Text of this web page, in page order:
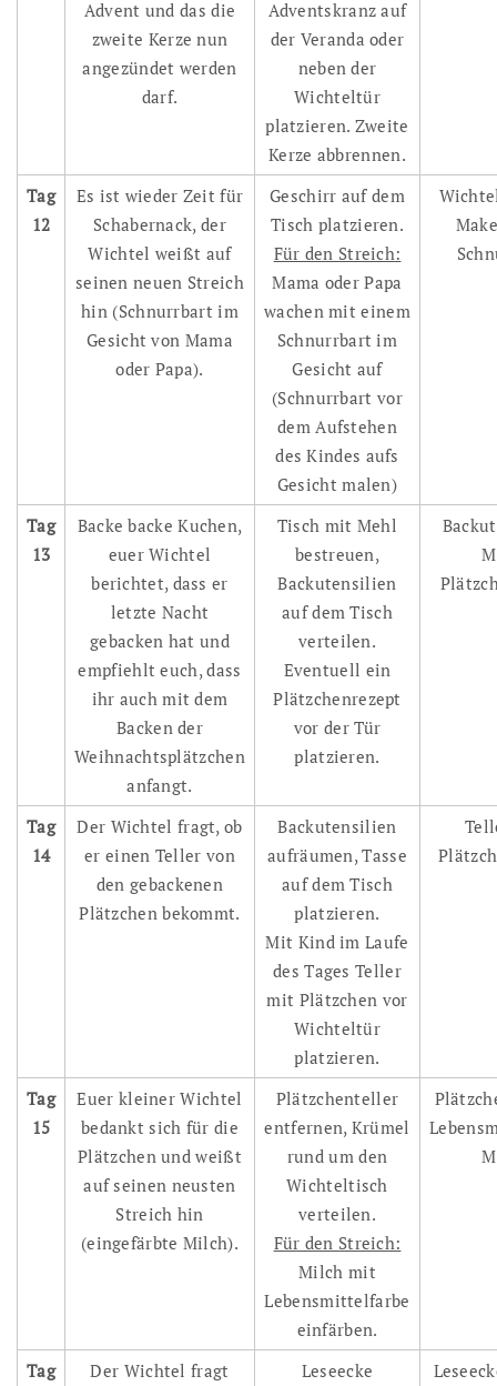
Advent und das die
zweite Kerze nun
angezündet werden
darf.
Adventskranz auf
der Veranda oder
neben der
Wichteltür
platzieren. Zweite
Kerze abbrennen.
Tag
12
Es ist wieder Zeit für
Schabernack, der
Wichtel weißt auf
seinen neuen Streich
hin (Schnurrbart im
Gesicht von Mama
oder Papa).
Geschirr auf dem
Tisch platzieren.
Für den Streich:
Mama oder Papa
wachen mit einem
Schnurrbart im
Gesicht auf
(Schnurrbart vor
dem Aufstehen
des Kindes aufs
Gesicht malen)
Tag
13
Backe backe Kuchen,
euer Wichtel
berichtet, dass er
letzte Nacht
gebacken hat und
empfiehlt euch, dass
ihr auch mit dem
Backen der
Weihnachtsplätzchen
anfangt.
Tisch mit Mehl
bestreuen,
Backutensilien
auf dem Tisch
verteilen.
Eventuell ein
Plätzchenrezept
vor der Tür
platzieren.
Tag
14
Der Wichtel fragt, ob
er einen Teller von
den gebackenen
Plätzchen bekommt.
Backutensilien
aufräumen, Tasse
auf dem Tisch
platzieren.
Mit Kind im Laufe
des Tages Teller
mit Plätzchen vor
Wichteltür
platzieren.
Tag
15
Euer kleiner Wichtel
bedankt sich für die
Plätzchen und weißt
auf seinen neusten
Streich hin
(eingefärbte Milch).
Plätzchenteller
entfernen, Krümel
rund um den
Wichteltisch
verteilen.
Für den Streich:
Milch mit
Lebensmittelfarbe
einfärben.
Tag
Der Wichtel fragt
Leseecke